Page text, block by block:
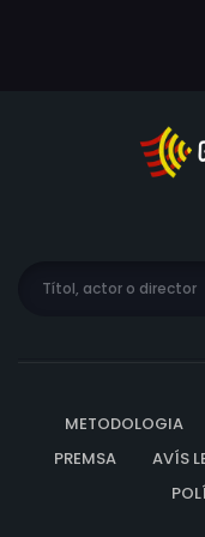
METODOLOGIA
PREMSA
AVÍS